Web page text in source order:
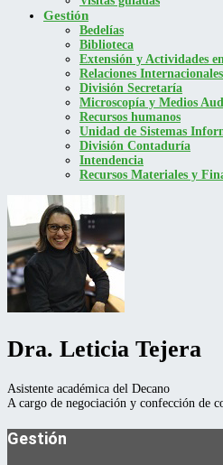
Gestión
Bedelías
Biblioteca
Extensión y Actividades
Relaciones
División Secretaría
Microscopía y Medios
Recursos humanos
Unidad de Sistemas
División Contaduría
Intendencia
Recursos Materiales y
Dra. Leticia Tejera
Asistente académica del Decano
A cargo de negociación y confección de
Gestión